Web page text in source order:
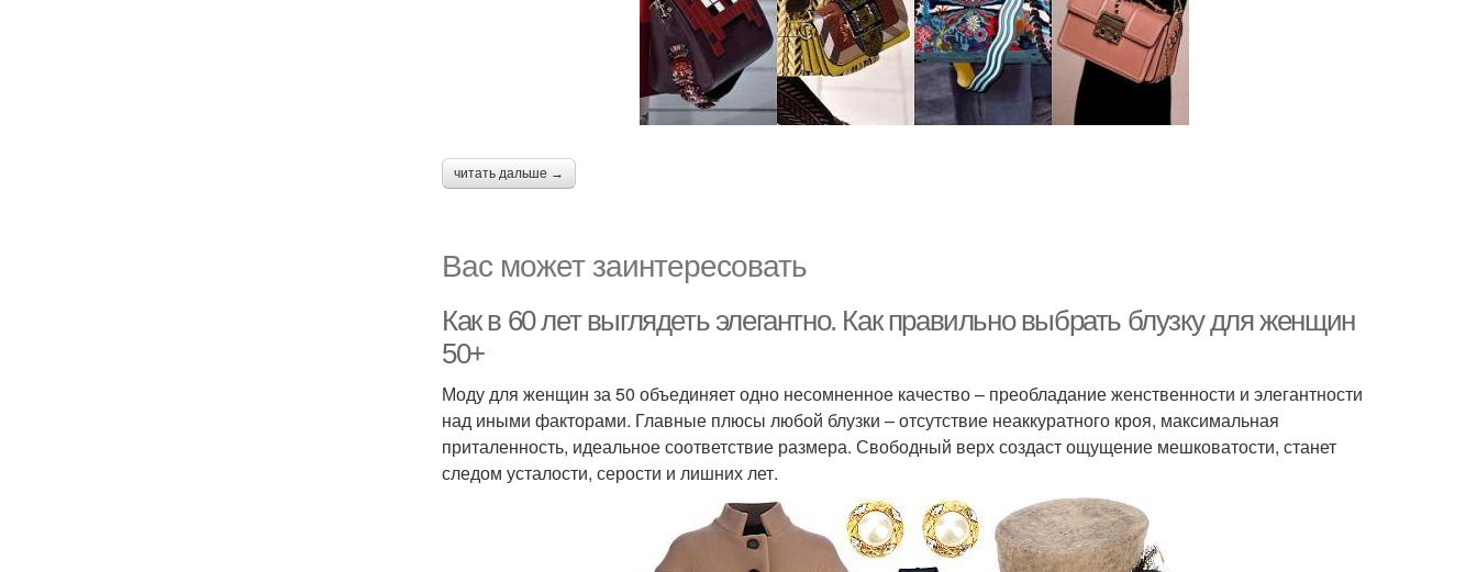
читать дальше →
Вас может заинтересовать
Как в 60 лет выглядеть элегантно. Как правильно выбрать блузку для женщин
50+
Моду для женщин за 50 объединяет одно несомненное качество – преобладание женственности и элегантности
над иными факторами. Главные плюсы любой блузки – отсутствие неаккуратного кроя, максимальная
приталенность, идеальное соответствие размера. Свободный верх создаст ощущение мешковатости, станет
следом усталости, серости и лишних лет.